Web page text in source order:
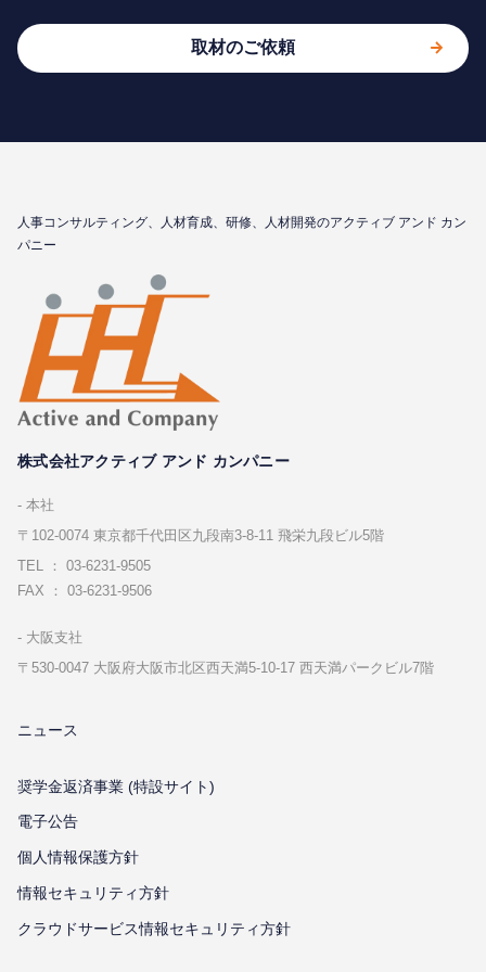
取材のご依頼
⼈事コンサルティング、⼈材育成、研修、⼈材開発のアクティブ アンド カン
パニー
株式会社アクティブ アンド カンパニー
本社
〒102-0074 東京都千代⽥区九段南3-8-11 飛栄九段ビル5階
TEL ： 03-6231-9505
FAX ： 03-6231-9506
⼤阪⽀社
〒530-0047 ⼤阪府⼤阪市北区⻄天満5-10-17 ⻄天満パークビル7階
ニュース
奨学金返済事業 (特設サイト)
電子公告
個⼈情報保護⽅針
情報セキュリティ⽅針
クラウドサービス情報セキュリティ方針